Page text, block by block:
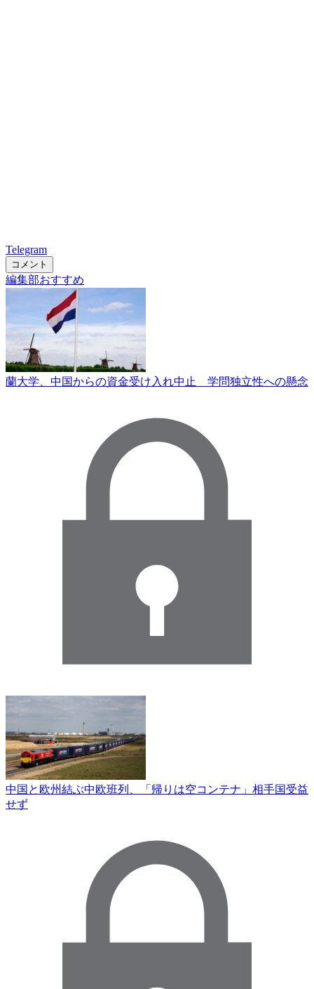
Telegram
コメント
編集部おすすめ
蘭大学、中国からの資金受け入れ中止 学問独立性への懸念
中国と欧州結ぶ中欧班列、「帰りは空コンテナ」相手国受益
せず